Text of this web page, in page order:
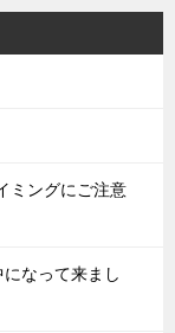
ミングにご注意
なって来まし